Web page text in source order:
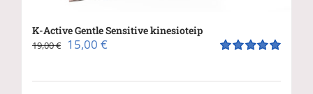
K-Active Gentle Sensitive kinesioteip
19,00€ Algne
oli:
15,00 €Praegune
on: